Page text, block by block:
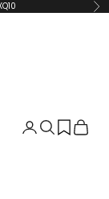
Giriş Yap
Ara Sepet